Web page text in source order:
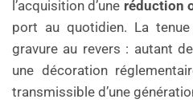
l’acquisition d’une réduction
port au quotidien. La tenue
gravure au revers : autant
une décoration
transmissible d’une